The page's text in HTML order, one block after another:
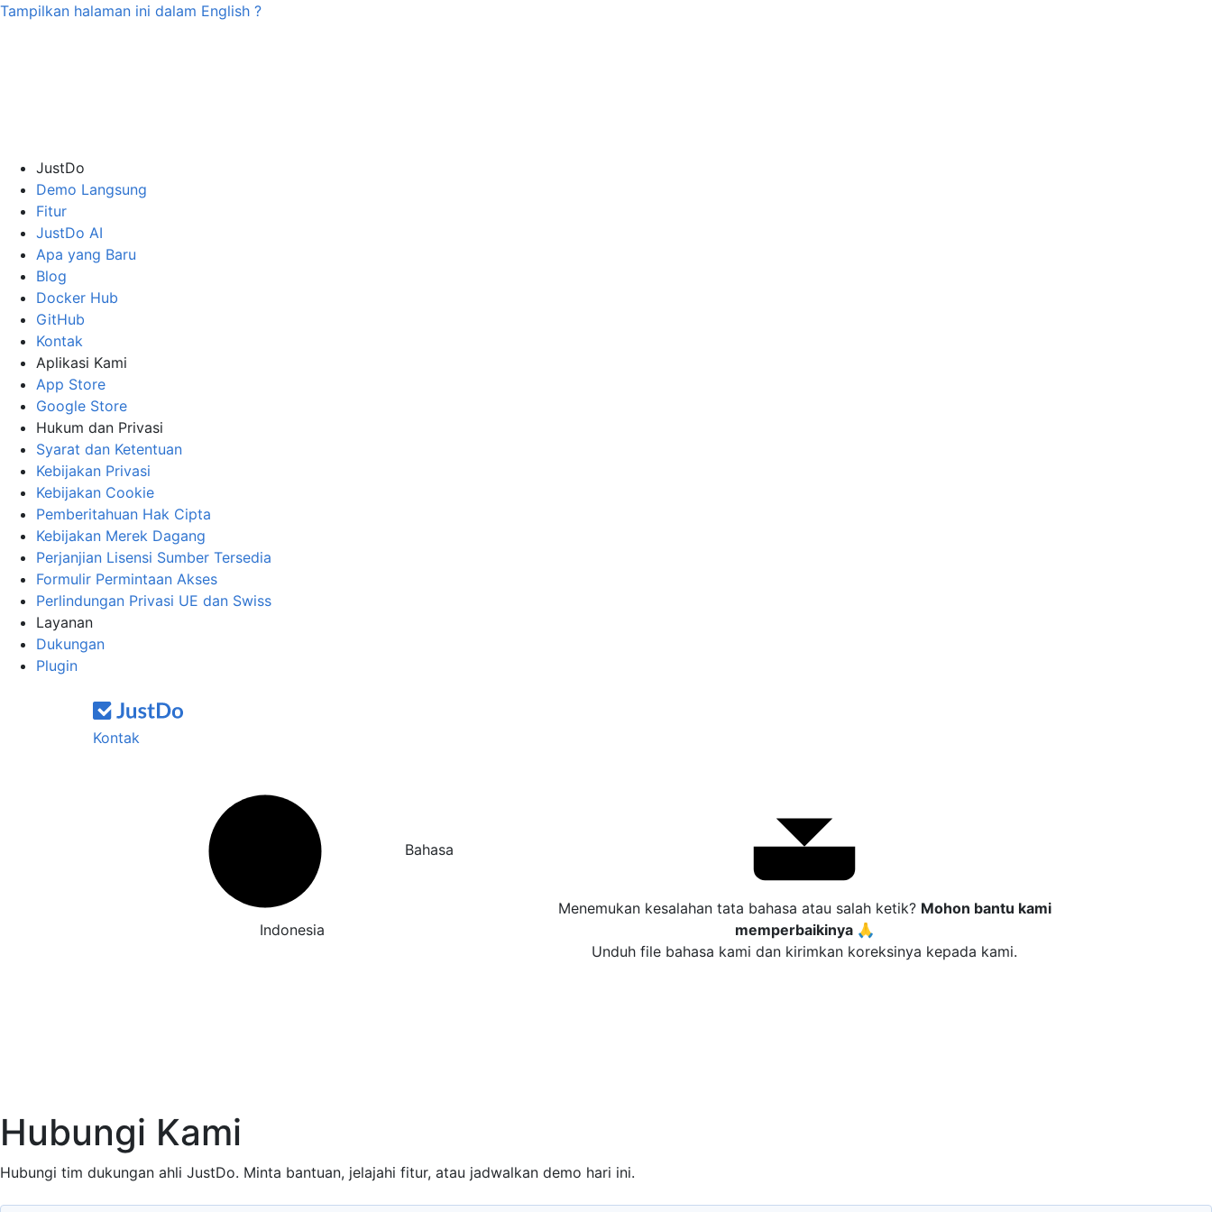
Tampilkan halaman ini dalam English ?
JustDo
Demo Langsung
Fitur
JustDo AI
Apa yang Baru
Blog
Docker Hub
GitHub
Kontak
Aplikasi Kami
App Store
Google Store
Hukum dan Privasi
Syarat dan Ketentuan
Kebijakan Privasi
Kebijakan Cookie
Pemberitahuan Hak Cipta
Kebijakan Merek Dagang
Perjanjian Lisensi Sumber Tersedia
Formulir Permintaan Akses
Perlindungan Privasi UE dan Swiss
Layanan
Dukungan
Plugin
Kontak
Indonesia
Menemukan kesalahan tata bahasa atau salah ketik? Mohon bantu kami
memperbaikinya 🙏
Unduh file bahasa kami dan kirimkan koreksinya kepada kami.
Hubungi Kami
Hubungi tim dukungan ahli JustDo. Minta bantuan, jelajahi fitur, atau jadwalkan demo hari ini.